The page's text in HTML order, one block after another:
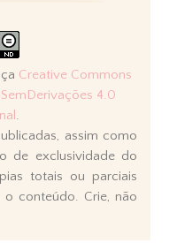
Creative Commons
4.0
.
assim como
de exclusividade do
totais ou parciais
conteúdo. Crie, não